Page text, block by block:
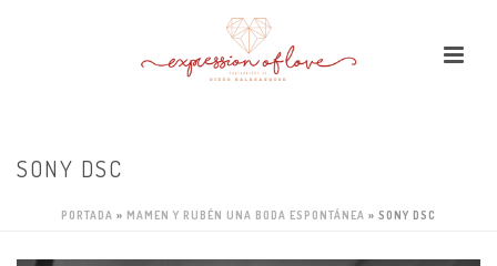
SONY DSC
PORTADA » MAMEN Y RUBÉN UNA BODA ESPONTÁNEA » SONY DSC